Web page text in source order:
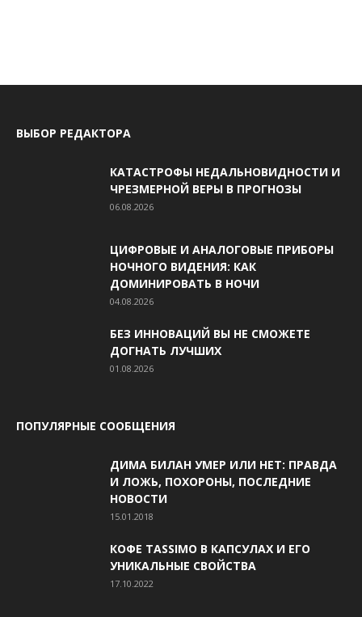
ВЫБОР РЕДАКТОРА
КАТАСТРОФЫ НЕДАЛЬНОВИДНОСТИ И
ЧРЕЗМЕРНОЙ ВЕРЫ В ПРОГНОЗЫ
06.08.2026
ЦИФРОВЫЕ И АНАЛОГОВЫЕ ПРИБОРЫ
НОЧНОГО ВИДЕНИЯ: КАК
ДОМИНИРОВАТЬ В НОЧИ
04.08.2026
БЕЗ ИННОВАЦИЙ ВЫ НЕ СМОЖЕТЕ
ДОГНАТЬ ЛУЧШИХ
01.08.2026
ПОПУЛЯРНЫЕ СООБЩЕНИЯ
ДИМА БИЛАН УМЕР ИЛИ НЕТ: ПРАВДА
И ЛОЖЬ, ПОХОРОНЫ, ПОСЛЕДНИЕ
НОВОСТИ
15.01.2018
КОФЕ TASSIMO В КАПСУЛАХ И ЕГО
УНИКАЛЬНЫЕ СВОЙСТВА
17.10.2022